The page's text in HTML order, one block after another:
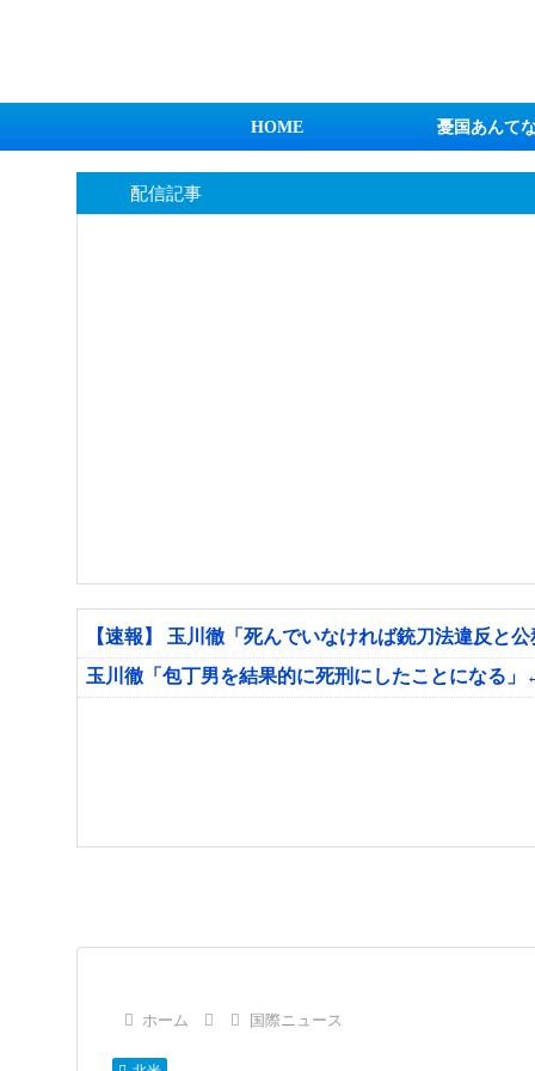
HOME 憂国あんて
配信記事
【速報】 玉川徹「死んでいなければ銃刀法違反と
玉川徹「包丁男を結果的に死刑にしたことになる
ホーム 国際ニュース